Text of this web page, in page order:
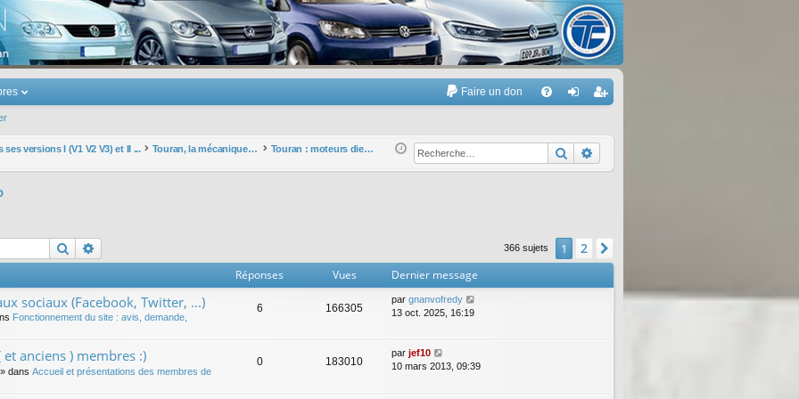
Touran
Faire un don
Q ne
xi
nr
eg
r
versions I (V1 V2 V3) et II ... Touran, la mécanique : moteurs, boites, transmissions, freins, direction, roues Touran : moteurs diesels IP Rechercher
Rechercher 366 sujets 1 2
Réponses Vues Dernier message
sociaux (Facebook, Twitter, ...)
Fonctionnement du site : avis, demande,
6 166305
par gnanvofredy
13 oct. 2025, 16:19
anciens ) membres :)
» dans Accueil et présentations des membres de
0 183010
par jef10
10 mars 2013, 09:39